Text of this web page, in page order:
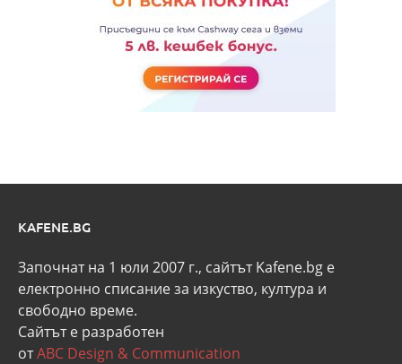
KAFENE.BG
Започнат на 1 юли 2007 г., сайтът Kafene.bg e
eлектронно списание за изкуство, култура и
свободно време.
Сайтът е разработен
отABC Design & Communication